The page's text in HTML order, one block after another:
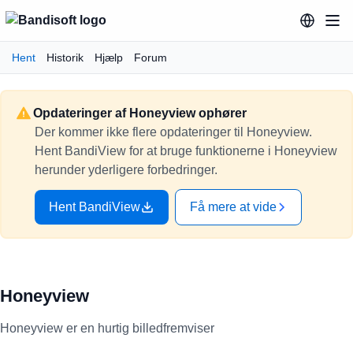
Hent Historik Hjælp Forum
Opdateringer af Honeyview ophører
Der kommer ikke flere opdateringer til Honeyview.
Hent BandiView for at bruge funktionerne i Honeyview
herunder yderligere forbedringer.
Hent BandiView Få mere at vide
Honeyview
Honeyview er en hurtig billedfremviser